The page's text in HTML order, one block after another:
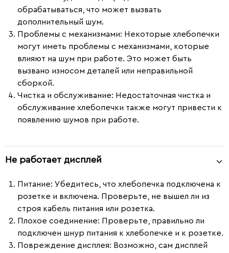
обрабатываться, что может вызвать
дополнительный шум.
Проблемы с механизмами: Некоторые хлебопечки
могут иметь проблемы с механизмами, которые
влияют на шум при работе. Это может быть
вызвано износом деталей или неправильной
сборкой.
Чистка и обслуживание: Недостаточная чистка и
обслуживание хлебопечки также могут привести к
появлению шумов при работе.
Не работает дисплей
Питание: Убедитесь, что хлебопечка подключена к
розетке и включена. Проверьте, не вышел ли из
строя кабель питания или розетка.
Плохое соединение: Проверьте, правильно ли
подключен шнур питания к хлебопечке и к розетке.
Повреждение дисплея: Возможно, сам дисплей